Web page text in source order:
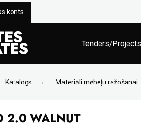
konts
Tenders/Projects
Katalogs Materiāli mēbeļu ražošanai
2.0 WALNUT